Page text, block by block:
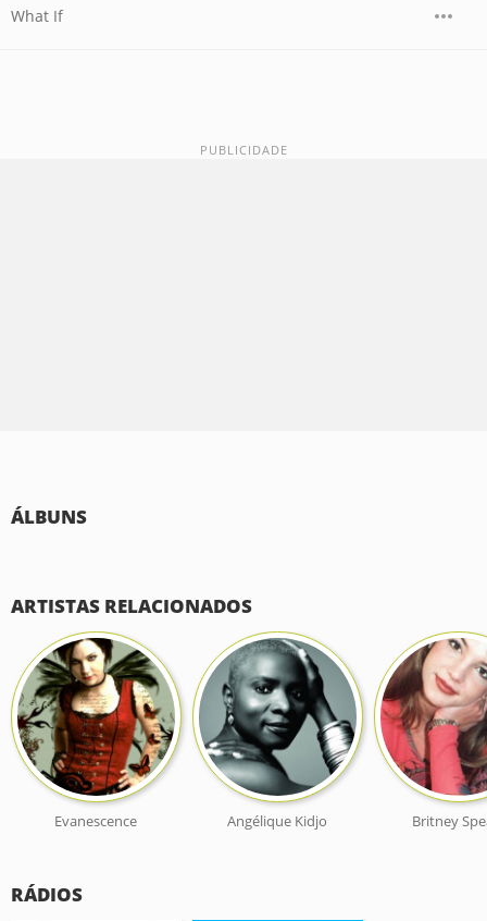
What If
ÁLBUNS
ARTISTAS RELACIONADOS
Evanescence Angélique Kidjo Britney
RÁDIOS